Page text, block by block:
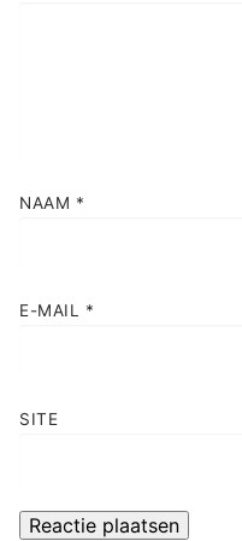
NAAM *
E-MAIL *
SITE